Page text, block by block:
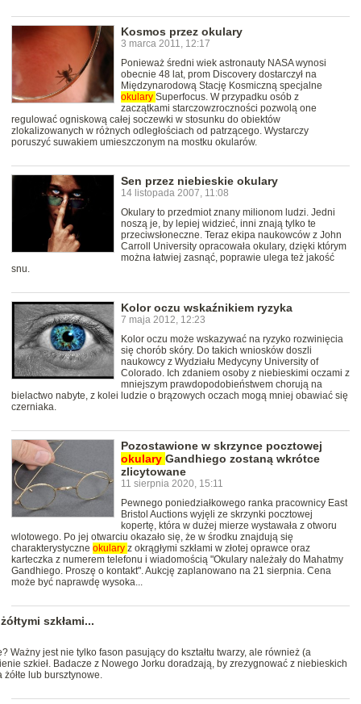
Kosmos przez okulary
3 marca 2011, 12:17
Ponieważ średni wiek astronauty NASA wynosi
obecnie 48 lat, prom Discovery dostarczył na
Międzynarodową Stację Kosmiczną specjalne
okulary Superfocus. W przypadku osób z
zaczątkami starczowzroczności pozwolą one
regulować ogniskową całej soczewki w stosunku do obiektów
zlokalizowanych w różnych odległościach od patrzącego. Wystarczy
poruszyć suwakiem umieszczonym na mostku okularów.
Sen przez niebieskie okulary
14 listopada 2007, 11:08
Okulary to przedmiot znany milionom ludzi. Jedni
noszą je, by lepiej widzieć, inni znają tylko te
przeciwsłoneczne. Teraz ekipa naukowców z John
Carroll University opracowała okulary, dzięki którym
można łatwiej zasnąć, poprawie ulega też jakość
snu.
Kolor oczu wskaźnikiem ryzyka
7 maja 2012, 12:23
Kolor oczu może wskazywać na ryzyko rozwinięcia
się chorób skóry. Do takich wniosków doszli
naukowcy z Wydziału Medycyny University of
Colorado. Ich zdaniem osoby z niebieskimi oczami z
mniejszym prawdopodobieństwem chorują na
bielactwo nabyte, z kolei ludzie o brązowych oczach mogą mniej obawiać się
czerniaka.
Pozostawione w skrzynce pocztowej
okulary Gandhiego zostaną wkrótce
zlicytowane
11 sierpnia 2020, 15:11
Pewnego poniedziałkowego ranka pracownicy East
Bristol Auctions wyjęli ze skrzynki pocztowej
kopertę, która w dużej mierze wystawała z otworu
wlotowego. Po jej otwarciu okazało się, że w środku znajdują się
charakterystyczne okulary z okrągłymi szkłami w złotej oprawce oraz
karteczka z numerem telefonu i wiadomością "Okulary należały do Mahatmy
Gandhiego. Proszę o kontakt". Aukcję zaplanowano na 21 sierpnia. Cena
może być naprawdę wysoka...
szkłami...
Ważny jest nie tylko fason pasujący do kształtu twarzy, ale również (a
szkieł. Badacze z Nowego Jorku doradzają, by zrezygnować z niebieskich
lub bursztynowe.